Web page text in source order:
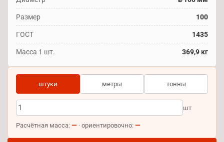
Размер 100
ГОСТ 1435
Масса 1 шт. 369,9 кг
штуки метры тонны
шт
Расчётная масса: — · ориентировочно: —